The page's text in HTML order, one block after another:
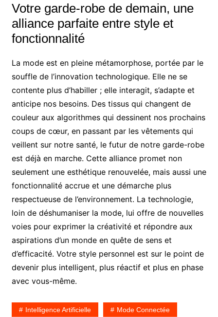
Votre garde-robe de demain, une
alliance parfaite entre style et
fonctionnalité
La mode est en pleine métamorphose, portée par le
souffle de l’innovation technologique. Elle ne se
contente plus d’habiller ; elle interagit, s’adapte et
anticipe nos besoins. Des tissus qui changent de
couleur aux algorithmes qui dessinent nos prochains
coups de cœur, en passant par les vêtements qui
veillent sur notre santé, le futur de notre garde-robe
est déjà en marche. Cette alliance promet non
seulement une esthétique renouvelée, mais aussi une
fonctionnalité accrue et une démarche plus
respectueuse de l’environnement. La technologie,
loin de déshumaniser la mode, lui offre de nouvelles
voies pour exprimer la créativité et répondre aux
aspirations d’un monde en quête de sens et
d’efficacité. Votre style personnel est sur le point de
devenir plus intelligent, plus réactif et plus en phase
avec vous-même.
Intelligence Artificielle Mode Connectée